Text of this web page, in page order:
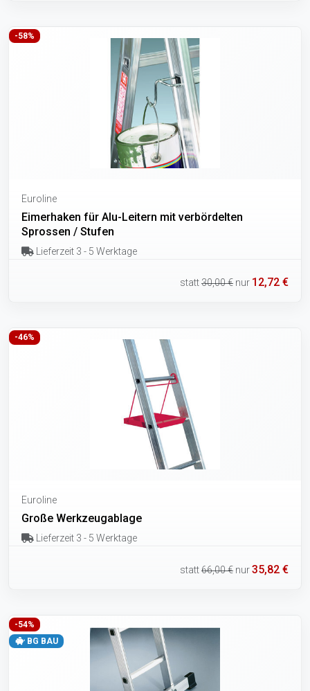
-58%
Euroline
Eimerhaken für Alu-Leitern mit verbördelten
Sprossen / Stufen
Lieferzeit 3 - 5 Werktage
statt30,00 € nur 12,72 €
-46%
Euroline
Große Werkzeugablage
Lieferzeit 3 - 5 Werktage
statt66,00 € nur35,82 €
-54%
BG BAU